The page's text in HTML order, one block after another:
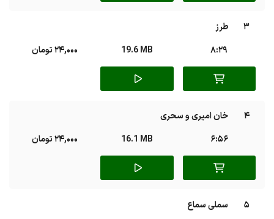
3
طرز
8:29
19.6 MB 24,000 تومان
4
خان امیری و سحری
6:56
16.1 MB 24,000 تومان
5 سملی سماع